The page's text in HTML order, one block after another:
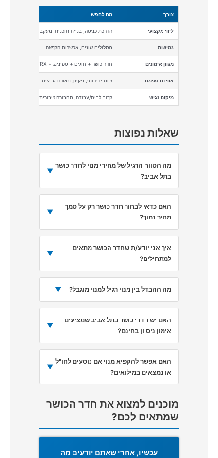
צורך מה לחפש
ליווי מקצועי הדרכת כניסה, בניית תוכנית, מעקב שוטף
גמישות מסלולים שונים, אפשרות הקפאה
מגוון אימונים חדר כושר + חוגים + ספינינג + TRX
אווירה נעימה צוות ידידותי, ניקיון, תאורה טבעית
מיקום נגיש קרוב לבית/עבודה, תחבורה ציבורית
שאלות נפוצות
מה הטווח הרגיל של מחירי מנוי לחדר כושר
בתל אביב?
▼
האם כדאי לבחור חדר כושר רק על סמך
מחיר נמוך?
▼
איך אני יודע/ת שחדר הכושר מתאים
למתחילים?
▼
מה ההבדל בין מנוי רגיל למנוי מוגבל? ▼
האם יש חדרי כושר בתל אביב שמציעים
אימון ניסיון בחינם?
▼
האם אפשר להקפיא מנוי אם נוסעים לחו"ל
או נמצאים במילואים?
▼
מוכנים למצוא את חדר הכושר
שמתאים לכם?
עכשיו, אחרי שאתם יודעים מה